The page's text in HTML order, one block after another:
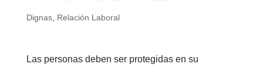
Dignas, Relación Laboral
Las personas deben ser protegidas en su